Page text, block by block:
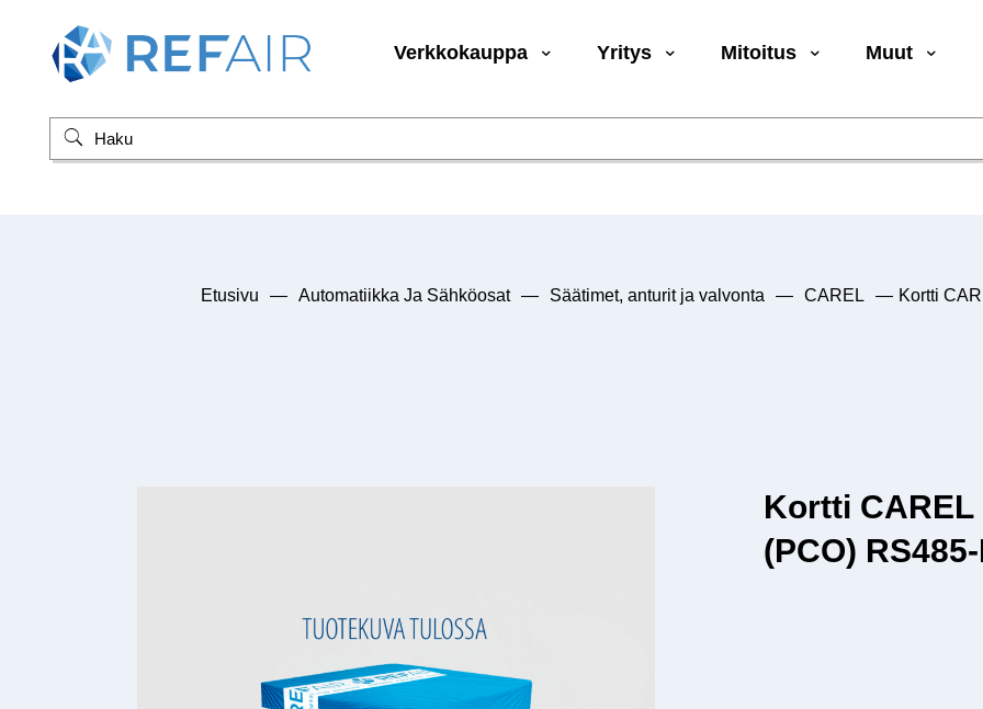
Verkkokauppa Yritys Mitoitus Muut
Etusivu — Automatiikka Ja Sähköosat — Säätimet, anturit ja valvonta — CAREL — Kortti
Kortti CAREL
(PCO)